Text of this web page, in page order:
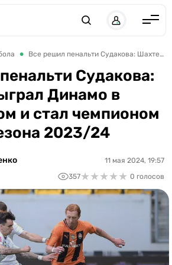
Все решил пенальти Судакова: Шахтер обыграл Динамо в класическом и стал чемпионом Украины сезона 2023/24
Судакова:
Динамо в
и стал чемпионом
2023/24
11 мая 2024, 19:57
357★★★★★
★★★★★ 0 голосов